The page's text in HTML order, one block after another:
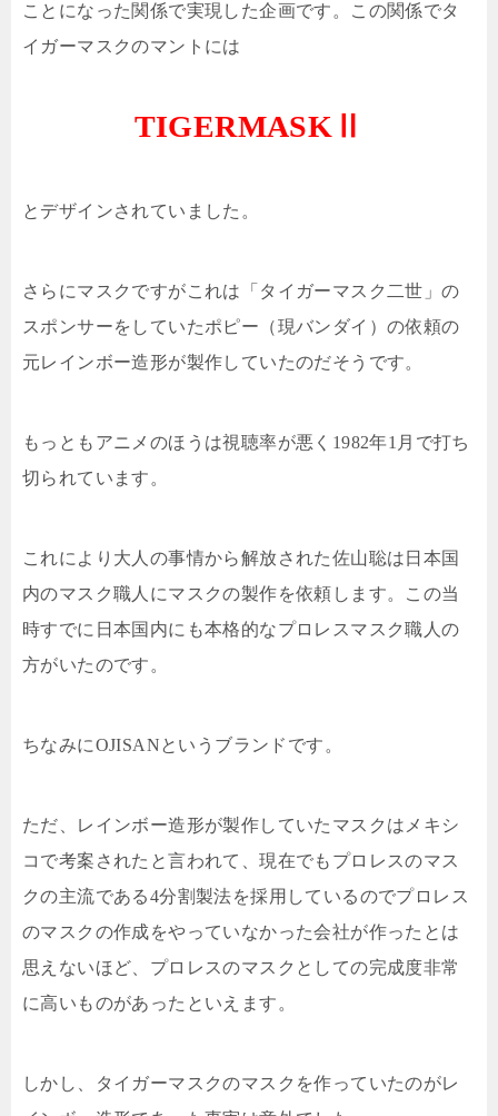
ことになった関係で実現した企画です。この関係でタ
イガーマスクのマントには
TIGERMASKⅡ
とデザインされていました。
さらにマスクですがこれは「タイガーマスク二世」の
スポンサーをしていたポピー（現バンダイ）の依頼の
元レインボー造形が製作していたのだそうです。
もっともアニメのほうは視聴率が悪く 1982年1 月で打ち
切られています。
これにより大人の事情から解放された佐山聡は日本国
内のマスク職人にマスクの製作を依頼します。この当
時すでに日本国内にも本格的なプロレスマスク職人の
方がいたのです。
ちなみにOJISANというブランドです。
ただ、レインボー造形が製作していたマスクはメキシ
コで考案されたと言われて、現在でもプロレスのマス
クの主流である4分割製法を採用しているのでプロレス
のマスクの作成をやっていなかった会社が作ったとは
思えないほど、プロレスのマスクとしての完成度非常
に高いものがあったといえます。
しかし、タイガーマスクのマスクを作っていたのがレ